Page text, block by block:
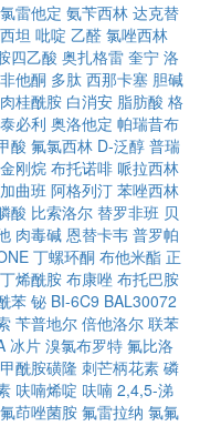
氯雷他定 氨苄西林 达克替
坦 吡啶 乙醛 氯唑西林
四乙酸 奥扎格雷 奎宁 洛
他酮 多肽 西那卡塞 胆碱
肉桂酰胺 白消安 脂肪酸 格
泰必利 奥洛他定 帕瑞昔布
酸 氟氯西林 D-泛醇 普瑞
金刚烷 布托诺啡 哌拉西林
曲班 阿格列汀 苯唑西林
酸 比索洛尔 替罗非班 贝
肉毒碱 恩替卡韦 普罗帕
丁螺环酮 布他米酯 正
丁烯酰胺 布康唑 布托巴胺
苯 铋 BI-6C9 BAL30072
苄普地尔 倍他洛尔 联苯
冰片 溴氯布罗特 氟比洛
甲酰胺磺隆 刺芒柄花素 磷
呋喃烯啶 呋喃 2,4,5-涕
氟茚唑菌胺 氟雷拉纳 氯氟